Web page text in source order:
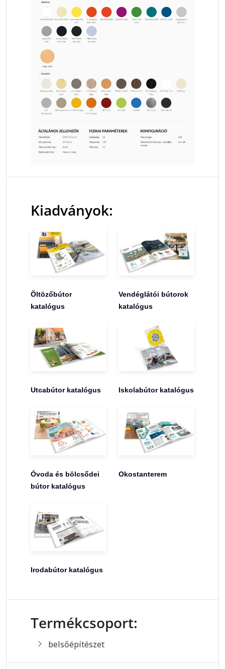
Kiadványok:
Öltözőbútor
katalógus
Vendéglátói bútorok
katalógus
Utcabútor katalógus Iskolabútor katalógus
Óvoda és bölcsődei
bútor katalógus
Okostanterem
Irodabútor katalógus
Termékcsoport:
belsőépítészet